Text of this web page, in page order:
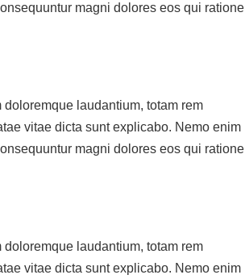
magni dolores eos qui ratione
laudantium, totam rem
vitae dicta sunt explicabo. Nemo enim
magni dolores eos qui ratione
laudantium, totam rem
vitae dicta sunt explicabo. Nemo enim